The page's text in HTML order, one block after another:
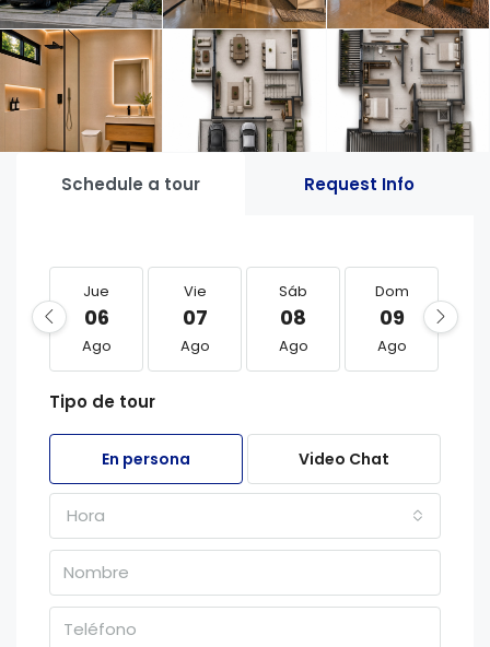
Schedule a tour Request Info
Jue
06
Ago
Vie
07
Ago
Sáb
08
Ago
Dom
09
Ago
Tipo de tour
En persona Video Chat
Hora